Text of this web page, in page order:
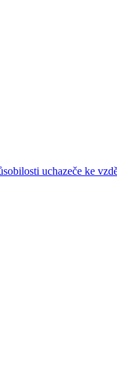
uchazeče ke